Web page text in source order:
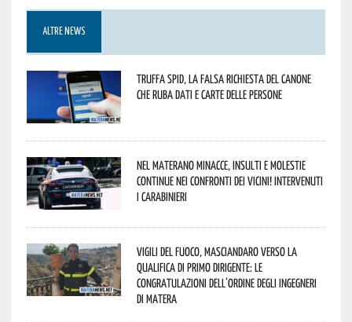
ALTRE NEWS
Truffa Spid, la falsa richiesta del canone
che ruba dati e carte delle persone
Nel materano minacce, insulti e molestie
continue nei confronti dei vicini! Intervenuti
i Carabinieri
Vigili del Fuoco, Masciandaro verso la
qualifica di Primo Dirigente: le
congratulazioni dell’Ordine degli Ingegneri
di Matera